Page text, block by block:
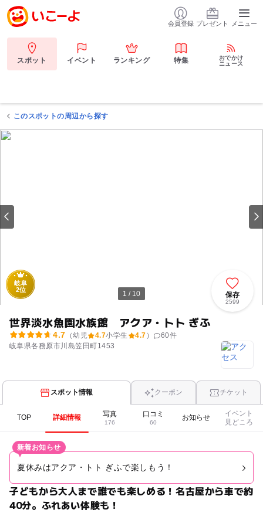
会員登録 プレゼント メニュー
スポット イベント ランキング 特集
おでかけ
ニュース
このスポットの周辺から探す
1 / 10
岐阜
2位
世界淡水魚園水族館 アクア・トト ぎふ
4.7 （幼児 4.7小学生 4.7 ） 60件
岐阜県各務原市川島笠田町1453
保存
2599
スポット情報 クーポン チケット
TOP 詳細情報 写真
176
口コミ
60
お知らせ
イベント
見どころ
夏休みはアクア・トト ぎふで楽しもう！
新着お知らせ
子どもから大人まで誰でも楽しめる！名古屋から車で約
40分。ふれあい体験も！